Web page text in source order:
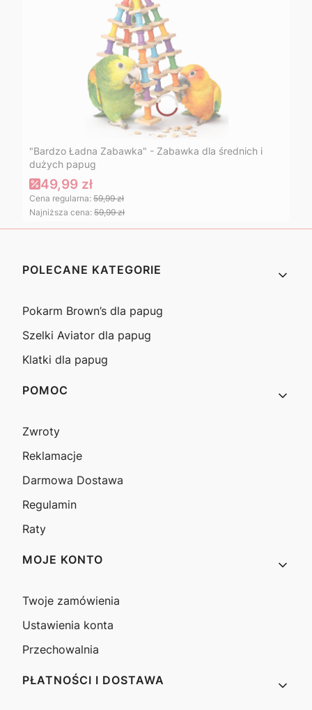
"Bardzo Ładna Zabawka" - Zabawka dla średnich i
dużych papug
49,99 zł
Cena regularna: 59,99 zł
Najniższa cena: 59,99 zł
Linki w stopce
POLECANE KATEGORIE
Pokarm Brown’s dla papug
Szelki Aviator dla papug
Klatki dla papug
POMOC
Zwroty
Reklamacje
Darmowa Dostawa
Regulamin
Raty
MOJE KONTO
Twoje zamówienia
Ustawienia konta
Przechowalnia
PŁATNOŚCI I DOSTAWA